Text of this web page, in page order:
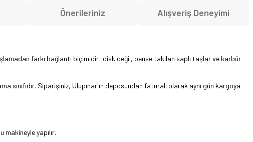
Önerileriniz Alışveriş Deneyimi
farkı bağlantı biçimidir: disk değil, pense takılan saplı taşlar ve karbür
sınıfıdır. Siparişiniz, Ulupınar'ın deposundan faturalı olarak aynı gün kargoya
yapılır.